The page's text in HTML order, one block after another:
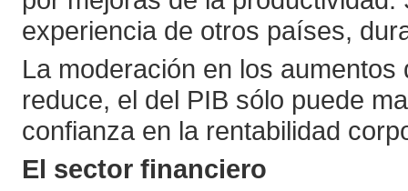
experiencia de otros países,
La moderación en los
reduce, el del PIB sólo puede
confianza en la rentabilidad
El sector financiero